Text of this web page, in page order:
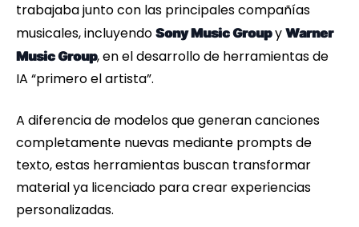
trabajaba junto con las principales compañías
musicales, incluyendo Sony Music Groupy Warner
Music Group, en el desarrollo de herramientas de
IA “primero el artista”.
A diferencia de modelos que generan canciones
completamente nuevas mediante prompts de
texto, estas herramientas buscan transformar
material ya licenciado para crear experiencias
personalizadas.